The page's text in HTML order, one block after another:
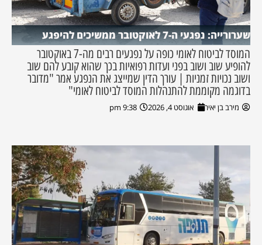
שערורייה: נפגעי ה-7 לאוקטובר ממשיכים להיפגע
המוסד לביטוח לאומי כופה על נפגעים רבים מה-7 באוקטובר
להופיע שוב ושוב בפני ועדות רפואיות בכך שהוא קובע להם שוב
ושוב נכויות זמניות | עורך הדין שמייצג את הנפגע אמר "מדובר
בדוגמה מקוממת להתנהלות המוסד לביטוח לאומי"
מירב בן יאיר אוגוסט 4, 2026 9:38 pm